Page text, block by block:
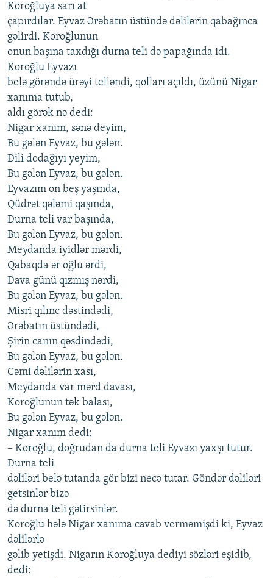
Koroğluya sarı at
çapırdılar. Eyvaz Ərəbatın üstündə dəlilərin qabağınca
gəlirdi. Koroğlunun
onun başına taxdığı durna teli də papağında idi.
Koroğlu Eyvazı
belə görəndə ürəyi telləndi, qolları açıldı, üzünü Nigar
xanıma tutub,
aldı görək nə dedi:
Nigar xanım, sənə deyim,
Bu gələn Eyvaz, bu gələn.
Dili dodağıyı yeyim,
Bu gələn Eyvaz, bu gələn.
Eyvazım on beş yaşında,
Qüdrət qələmi qaşında,
Durna teli var başında,
Bu gələn Eyvaz, bu gələn.
Meydanda iyidlər mərdi,
Qabaqda ər oğlu ərdi,
Dava günü qızmış nərdi,
Bu gələn Eyvaz, bu gələn.
Misri qılınc dəstindədi,
Ərəbatın üstündədi,
Şirin canın qəsdindədi,
Bu gələn Eyvaz, bu gələn.
Cəmi dəlilərin xası,
Meydanda var mərd davası,
Koroğlunun tək balası,
Bu gələn Eyvaz, bu gələn.
Nigar xanım dedi:
– Koroğlu, doğrudan da durna teli Eyvazı yaxşı tutur.
Durna teli
dəliləri belə tutanda gör bizi necə tutar. Göndər dəliləri
getsinlər bizə
də durna teli gətirsinlər.
Koroğlu hələ Nigar xanıma cavab verməmişdi ki, Eyvaz
dəlilərlə
gəlib yetişdi. Nigarın Koroğluya dediyi sözləri eşidib,
dedi: